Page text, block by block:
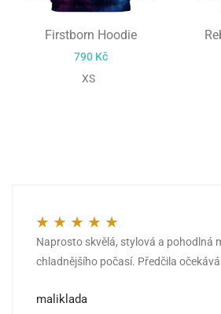
Firstborn Hoodie
790 Kč
XS
Hodnocení 5z 5
Naprosto skvělá, stylová a pohodlná
chladnějšího počasí. Předčila
maliklada